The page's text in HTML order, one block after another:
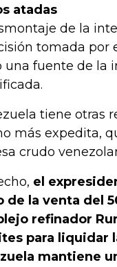
atadas
de la
tomada por
una fuente de la
tiene otras
más expedita,
crudo
el
de la venta del
refinador
para liquidar
mantiene